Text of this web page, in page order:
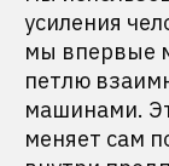
усиления
мы впервые
петлю
машинами.
меняет сам